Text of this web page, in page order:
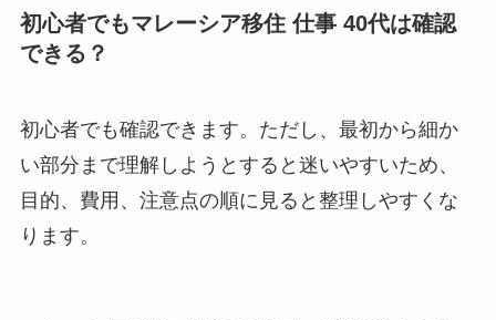
初心者でもマレーシア移住 仕事 40代は確認
できる？
初心者でも確認できます。ただし、最初から細か
い部分まで理解しようとすると迷いやすいため、
目的、費用、注意点の順に見ると整理しやすくな
ります。